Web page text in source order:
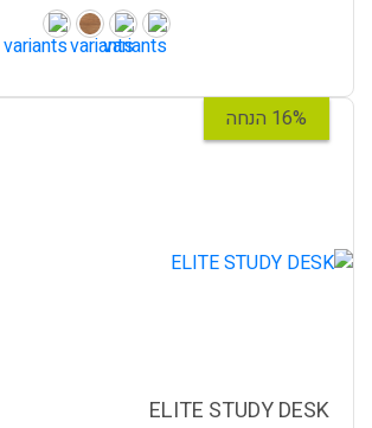
16% הנחה
ELITE STUDY DESK